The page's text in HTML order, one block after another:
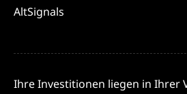
AltSignals
Ihre Investitionen liegen in Ihrer